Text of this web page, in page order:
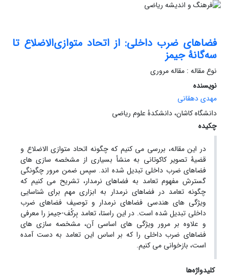
فضاهای ضرب داخلی: از اتحاد متوازی‌الاضلاع تا
سه‌گانۀ جیمز
نوع مقاله : مقاله مروری
نویسنده
مهدی دهقانی
دانشگاه کاشان، دانشکدۀ علوم ریاضی
چکیده
در این مقاله، بررسی می کنیم که چگونه اتحاد متوازی الاضلاع و
قضیۀ تصویر کاکوتانی به منشأ بسیاری از مشخصه سازی های
فضاهای ضرب داخلی تبدیل شده اند. سپس ضمن مرور چگونگی
گسترش مفهوم تعامد به فضاهای نرمدار، تشریح می کنیم که
چگونه تعامد در فضاهای نرمدار به ابزاری مهم برای شناسایی
ویژگی های هندسی فضاهای نرمدار و توصیف فضاهای ضرب
داخلی تبدیل شده است. در این راستا، تعامد بِرکُف-جیمز را معرفی
و علاوه بر مرور ویژگی های اساسی آن، مشخصه سازی های
فضاهای ضرب داخلی را که بر اساس این تعامد به دست آمده
است، بازخوانی می کنیم.
کلیدواژه‌ها